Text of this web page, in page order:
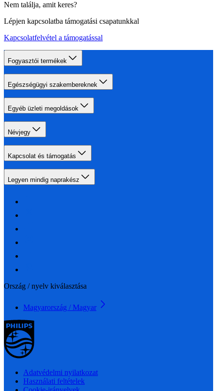
Nem találja, amit keres?
Lépjen kapcsolatba támogatási csapatunkkal
Kapcsolatfelvétel a támogatással
Fogyasztói termékek
Egészségügyi szakembereknek
Egyéb üzleti megoldások
Névjegy
Kapcsolat és támogatás
Legyen mindig naprakész
Ország / nyelv kiválasztása
Magyarország / Magyar
Adatvédelmi nyilatkozat
Használati feltételek